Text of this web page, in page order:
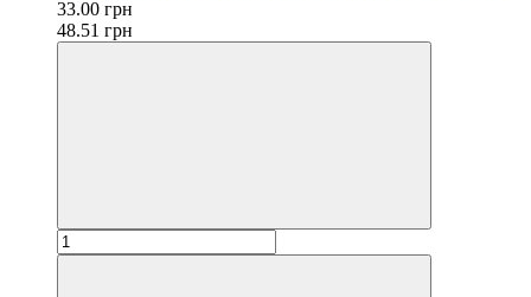
33.00 грн
48.51 грн